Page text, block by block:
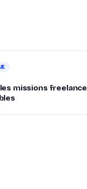
missions freelance